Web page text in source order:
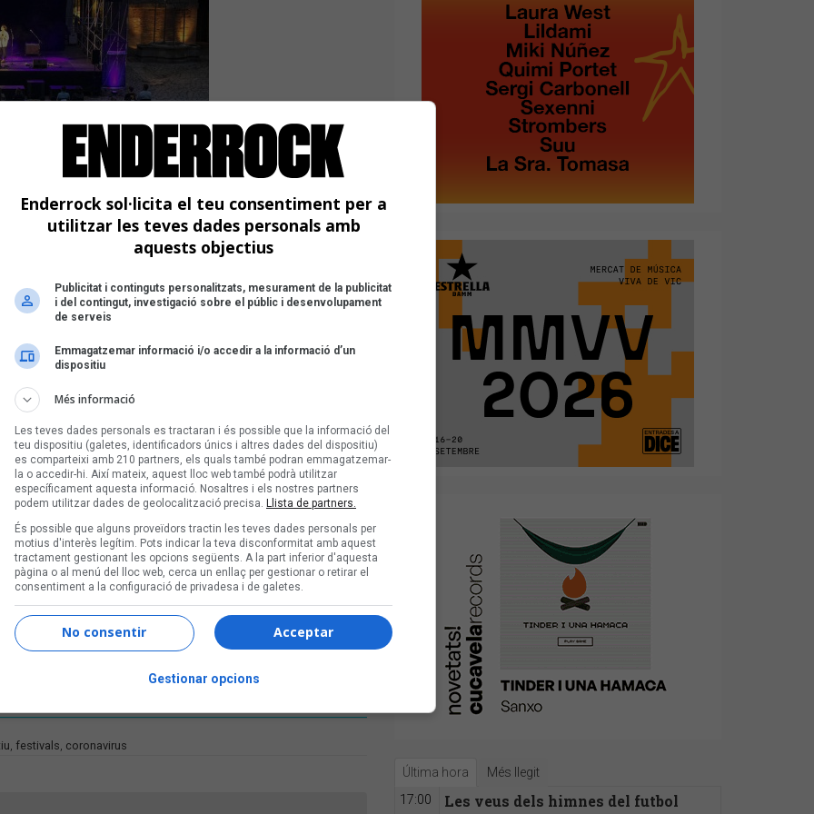
ha comptat bàsicament
abarcat una gran varietat de
programant les poques sales
de Montjuïc com un espai a
amb regularitat. Sala Barcelona ha
i Free Damm.
similars arreu del país –amb la
la situació de les sales segueixi
de concerts.
part de les actuacions
festivals coronavirus
Última hora Més llegit
17:00
Les veus dels himnes del futbol
Enderrock sol·licita el teu consentiment per a
utilitzar les teves dades personals amb
aquests objectius
Publicitat i continguts personalitzats, mesurament de la publicitat
i del contingut, investigació sobre el públic i desenvolupament
de serveis
Emmagatzemar informació i/o accedir a la informació d’un
dispositiu
Més informació
Les teves dades personals es tractaran i és possible que la informació del
teu dispositiu (galetes, identificadors únics i altres dades del dispositiu)
es comparteixi amb 210 partners, els quals també podran emmagatzemar-
la o accedir-hi. Així mateix, aquest lloc web també podrà utilitzar
específicament aquesta informació. Nosaltres i els nostres partners
podem utilitzar dades de geolocalització precisa. Llista de partners.
És possible que alguns proveïdors tractin les teves dades personals per
motius d'interès legítim. Pots indicar la teva disconformitat amb aquest
tractament gestionant les opcions següents. A la part inferior d'aquesta
pàgina o al menú del lloc web, cerca un enllaç per gestionar o retirar el
consentiment a la configuració de privadesa i de galetes.
Acceptar
No consentir
Gestionar opcions